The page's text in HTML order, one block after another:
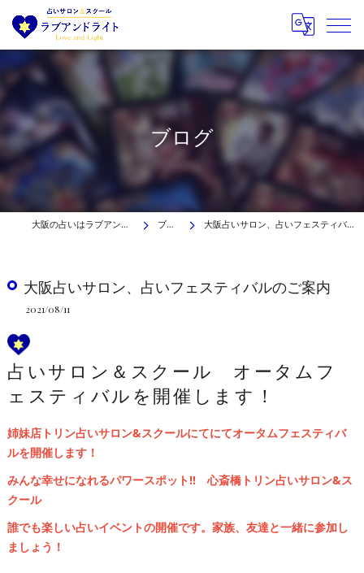
ブログ
大阪の占いはラブアンドライト ブログ 大阪占いサロン、占いフェスティバルのご案内
大阪占いサロン、占いフェスティバルのご案内
2021/08/11
占いサロン＆スクール オータムフ
ェスティバルを開催します！
姉妹店トリン占いサロン&スクールにてにてオータムフェスティバ
ルを開催します！
みんな幸せになれるパワースポット‼ 心斎橋トリン占いサロン&ス
クール
誰でも楽しい占いイベントの開催です。家族、友達と一緒に参加し
ましょう！